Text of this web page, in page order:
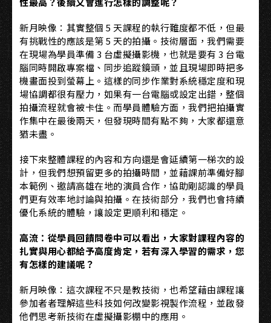
新月映像：其實整個 5 天課程的執行難度都不低，但最
有挑戰性的應該是第 5 天的拍攝。技術層面，我們需要
在現場為學員準備 3 台虛擬攝影機，也就是要有 3 台電
腦同時開啟專案檔、同步追蹤鏡頭，並且現場即時把多
機畫面投到螢幕上。這樣的同步作業對系統穩定度和現
場協調都很有壓力，如果有一台電腦或設定出錯，整個
拍攝流程就會被卡住。而學員體驗方面，我們把拍攝實
作集中在最後兩天，但發現時間有點不夠，大家都還意
猶未盡。
接下來整體課程的內容和方向還是會延續第一梯次的設
計，但我們想預留更多的拍攝時間，並藉課前準備好腳
本範例、邀請高雄在地的演員合作，協助剛認識的學員
們更有效率地討論與拍攝。在技術部分，我們也會持續
優化系統的體驗，讓設定更順利和穩定。
高流：從學員回饋問卷中可以看出，大家對課程內容的
扎實與用心都給予高度肯定，若有深入學習的需求，您
有怎樣的建議呢？
新月映像：這次課程不只是教技術，也希望藉由課程讓
參加者者理解這些科技如何改變影視製作流程，並啟發
他們思考新技術在虛擬攝影棚中的應用。